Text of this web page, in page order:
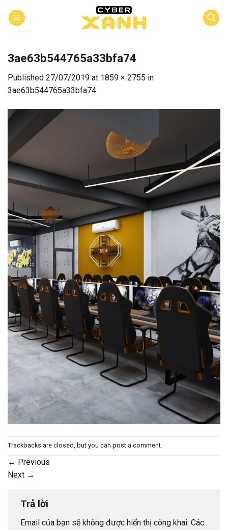
3ae63b544765a33bfa74
Published 27/07/2019 at 1859 × 2755 in
3ae63b544765a33bfa74
Trackbacks are closed, but you can post a comment
← Previous
Next →
Trả lời
Email của bạn sẽ không được hiển thị công khai. Các